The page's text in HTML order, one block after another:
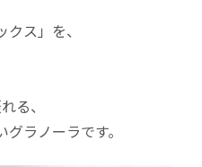
ス」を、
る、
ラノーラです。